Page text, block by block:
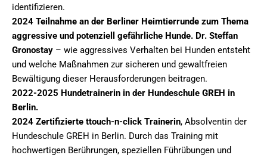
identifizieren.
2024 Teilnahme an der Berliner Heimtierrunde zum Thema
aggressive und potenziell gefährliche Hunde. Dr. Steffan
Gronostay – wie aggressives Verhalten bei Hunden entsteht
und welche Maßnahmen zur sicheren und gewaltfreien
Bewältigung dieser Herausforderungen beitragen.
2022-2025 Hundetrainerin in der Hundeschule GREH in
Berlin.
2024 Zertifizierte ttouch-n-click Trainerin, Absolventin der
Hundeschule GREH in Berlin. Durch das Training mit
hochwertigen Berührungen, speziellen Führübungen und